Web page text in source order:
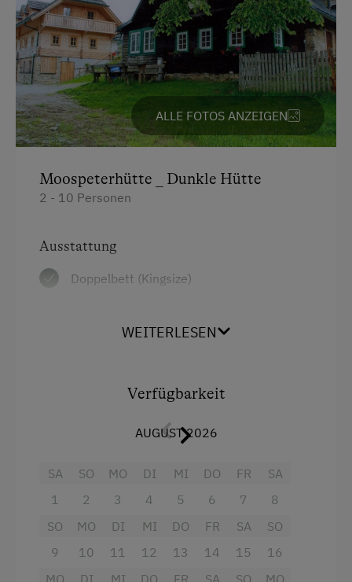
ALLE FOTOS ANZEIGEN
Moospeterhütte _ Dunkle Hütte
2 - 10 Personen
Ausstattung
Doppelbett (Kingsize)
WEITERLESEN
Verfügbarkeit
AUGUST 2026
SA
1
SO
2
MO
3
DI
4
MI
5
DO
6
FR
7
SA
8
SO
9
MO
10
DI
11
MI
12
DO
13
FR
14
SA
15
SO
16
MO
DI MI DO FR SA SO MO